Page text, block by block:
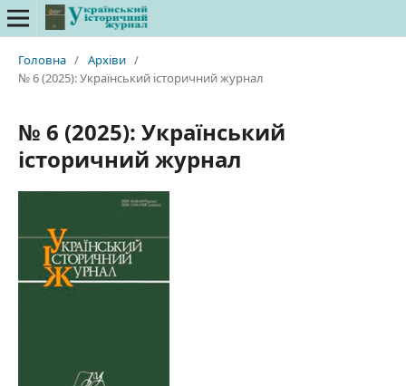
Головна / Архіви /
№ 6 (2025): Український історичний журнал
№ 6 (2025): Український
історичний журнал